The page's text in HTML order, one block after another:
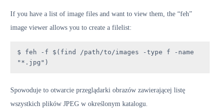
If you have a list of image files and want to view them, the “feh”
image viewer allows you to create a filelist:
$ feh -f $(find /path/to/images -type f -name
"*.jpg")
Spowoduje to otwarcie przeglądarki obrazów zawierającej listę
wszystkich plików JPEG w określonym katalogu.